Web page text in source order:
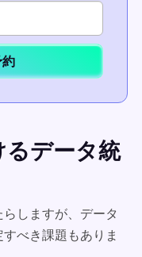
データ統
しますが、データ
べき課題もありま